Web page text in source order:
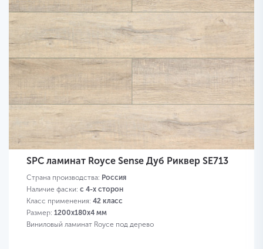
SPC ламинат Royce Sense Дуб Риквер SE713
Страна производства: Россия
Наличие фаски: с 4-х сторон
Класс применения: 42 класс
Размер: 1200х180х4 мм
Виниловый ламинат Royce под дерево